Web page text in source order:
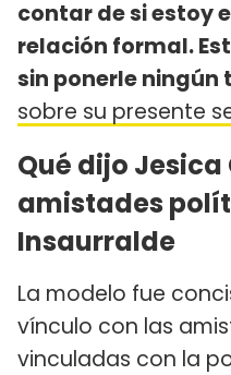
contar de si estoy
relación formal.
sin ponerle ningún
sobre su presente
Qué dijo
amistades
Insaurralde
La modelo fue
vínculo con las
vinculadas con la